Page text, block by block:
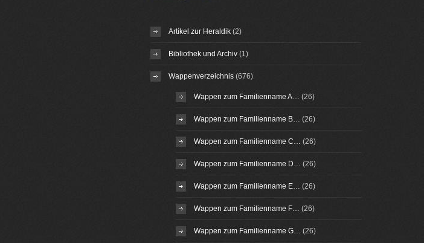
Artikel zur Heraldik(2)
Bibliothek und Archiv(1)
Wappenverzeichnis(676)
Wappen zum Familienname A… (26)
Wappen zum Familienname B… (26)
Wappen zum Familienname C… (26)
Wappen zum Familienname D… (26)
Wappen zum Familienname E… (26)
Wappen zum Familienname F… (26)
Wappen zum Familienname G… (26)